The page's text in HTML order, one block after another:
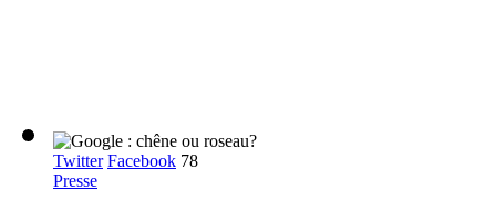
Twitter Facebook 78
Presse